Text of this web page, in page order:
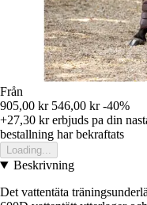
Från
905,00 kr 546,00 kr -40%
+27,30 krerbjuds pa din
bestallning har bekraftats
Loading...
Beskrivning
Det vattentäta